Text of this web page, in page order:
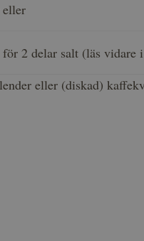
eller
för 2 delar salt (läs
eller (diskad)